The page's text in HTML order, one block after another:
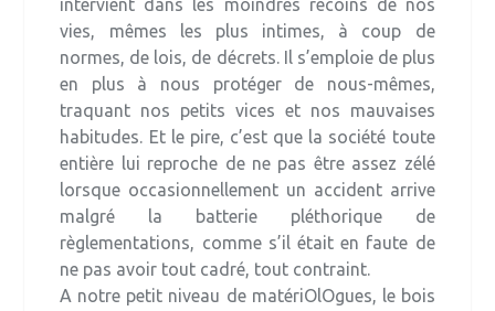
intervient dans les moindres recoins de nos
vies, mêmes les plus intimes, à coup de
normes, de lois, de décrets. Il s’emploie de plus
en plus à nous protéger de nous-mêmes,
traquant nos petits vices et nos mauvaises
habitudes. Et le pire, c’est que la société toute
entière lui reproche de ne pas être assez zélé
lorsque occasionnellement un accident arrive
malgré la batterie pléthorique de
règlementations, comme s’il était en faute de
ne pas avoir tout cadré, tout contraint.
A notre petit niveau de matériOlOgues, le bois